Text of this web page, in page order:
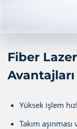
Fiber
Avantajları
Yüksek işlem
Takım